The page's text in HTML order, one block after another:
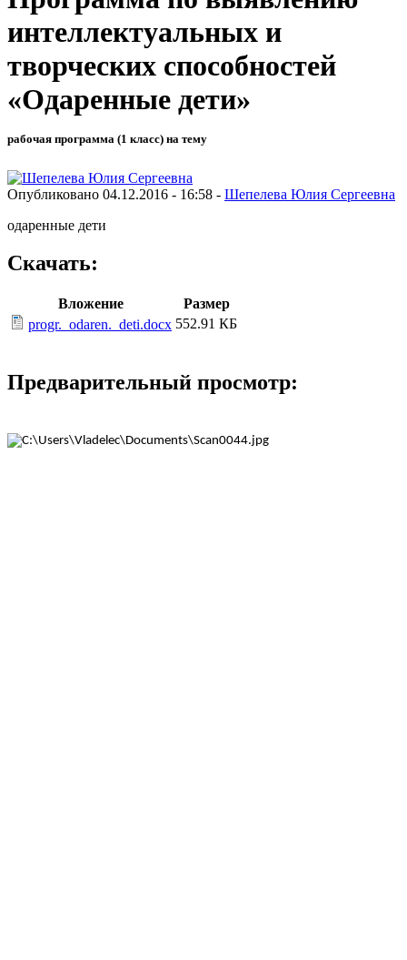
интеллектуальных и
творческих способностей
«Одаренные дети»
рабочая программа (1 класс) на тему
Опубликовано 04.12.2016 - 16:58 - Шепелева Юлия Сергеевна
одаренные дети
Скачать:
Вложение
Размер
progr._odaren._deti.docx 552.91 КБ
Предварительный просмотр: